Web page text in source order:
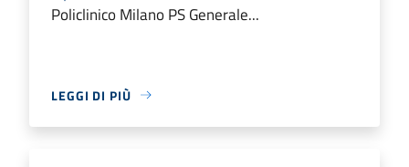
Policlinico Milano PS Generale...
LEGGI DI PIÙ